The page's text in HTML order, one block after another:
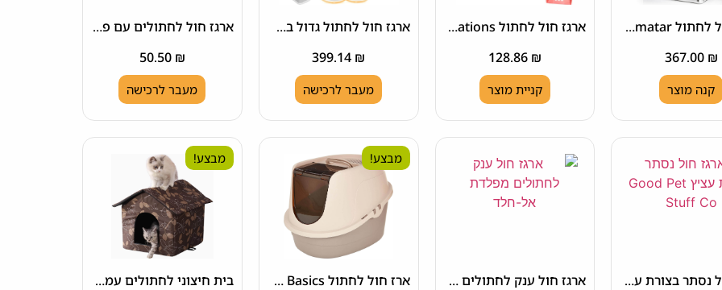
ארגז חול לחתול Pematar פלדת אל-חלד
₪
367.00
קנה מוצר
ארגז חול לחתול Sora Creations
₪
128.86
קניית מוצר
ארגז חול לחתול גדול במיוחד
₪
מעבר לרכישה
ארגז חול לחתולים עם פתח עליון IRIS USA
₪
50.50
מעבר לרכישה
ארגז חול נסתר בצורת עציץ Good Pet Stuff Co
ארגז חול ענק לחתולים מפלדת אל-חלד Animaru
מבצע!
ארז חול לחתול Amazon Basics
מבצע!
בית חיצוני לחתולים עמיד במים